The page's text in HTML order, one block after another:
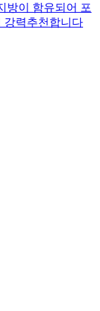
방이 함유되어 포
강력추천합니다